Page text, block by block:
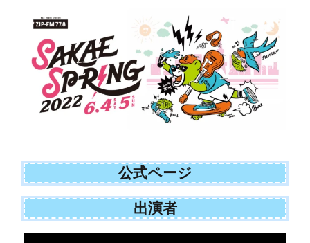
公式ページ
出演者